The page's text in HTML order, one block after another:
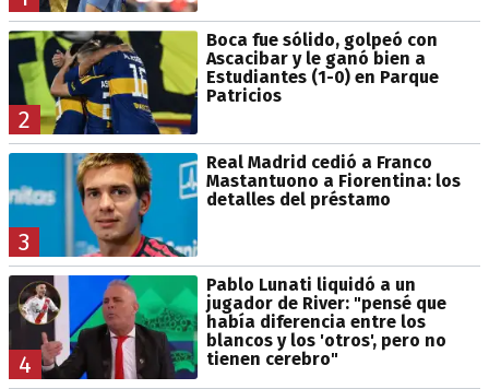
2
Boca fue sólido, golpeó con
Ascacibar y le ganó bien a
Estudiantes (1-0) en Parque
Patricios
3
Real Madrid cedió a Franco
Mastantuono a Fiorentina: los
detalles del préstamo
4
Pablo Lunati liquidó a un
jugador de River: "pensé que
había diferencia entre los
blancos y los 'otros', pero no
tienen cerebro"